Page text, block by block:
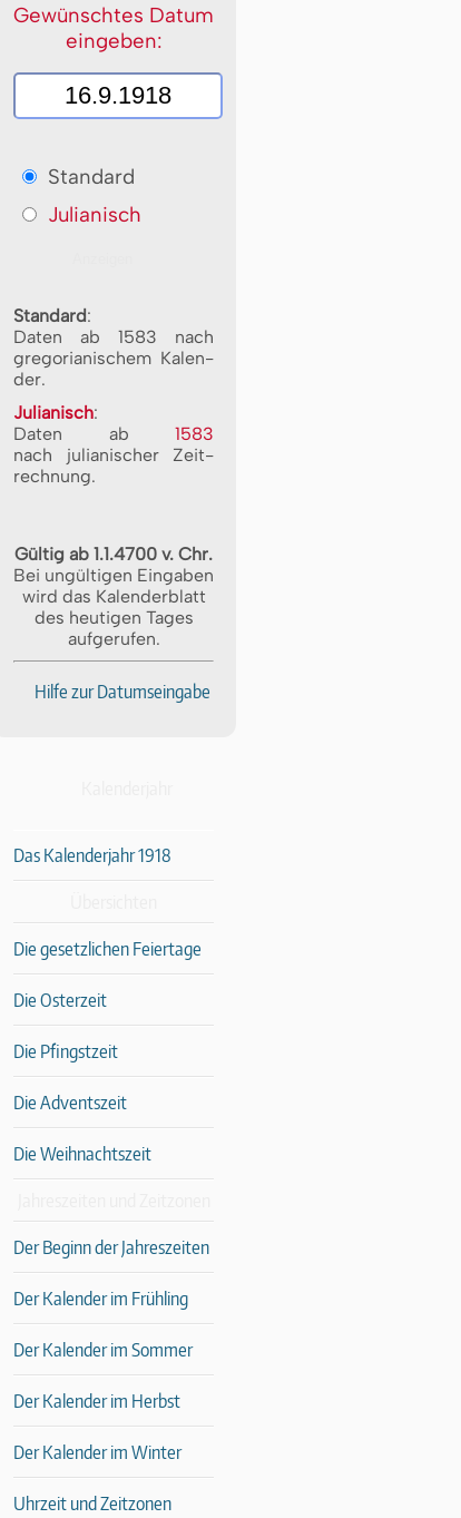
Gewünschtes Datum
eingeben:
Standard
Julianisch
Standard:
Daten ab 1583 nach
gre­go­ri­a­ni­schem Ka­len­
der.
Julianisch:
Daten ab 1583
nach ju­li­a­ni­scher Zeit­
rech­nung.
Gültig ab 1.1.4700 v. Chr.
Bei ungültigen Eingaben
wird das Kalenderblatt
des heutigen Tages
aufgerufen.
Hilfe zur Datumseingabe
Das Kalenderjahr 1918
Die gesetzlichen Feiertage
Die Osterzeit
Die Pfingstzeit
Die Adventszeit
Die Weihnachtszeit
Der Beginn der Jahreszeiten
Der Kalender im Frühling
Der Kalender im Sommer
Der Kalender im Herbst
Der Kalender im Winter
Uhrzeit und Zeitzonen